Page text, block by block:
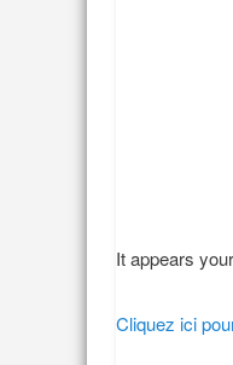
It appears
Cliquez ici